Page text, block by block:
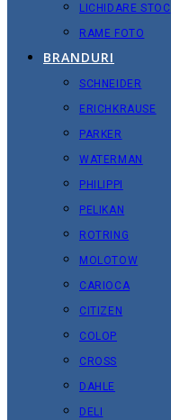
LICHIDARE STOC
RAME FOTO
BRANDURI
SCHNEIDER
ERICHKRAUSE
PARKER
WATERMAN
PHILIPPI
PELIKAN
ROTRING
MOLOTOW
CARIOCA
CITIZEN
COLOP
CROSS
DAHLE
DELI